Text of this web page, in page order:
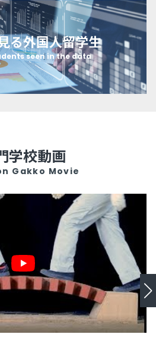
る外国人留学生
seen in the data
学校動画
Gakko Movie